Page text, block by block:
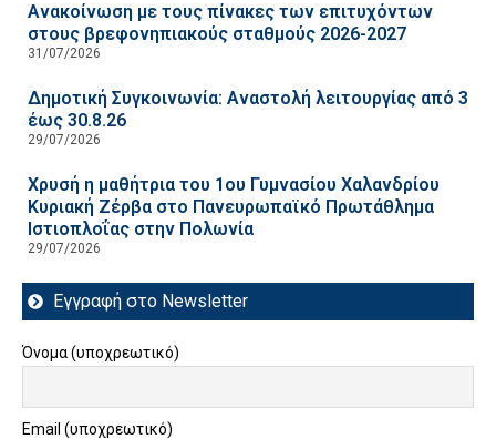
Ανακοίνωση με τους πίνακες των επιτυχόντων
στους βρεφονηπιακούς σταθμούς 2026-2027
31/07/2026
Δημοτική Συγκοινωνία: Αναστολή λειτουργίας από 3
έως 30.8.26
29/07/2026
Χρυσή η μαθήτρια του 1ου Γυμνασίου Χαλανδρίου
Κυριακή Ζέρβα στο Πανευρωπαϊκό Πρωτάθλημα
Ιστιοπλοΐας στην Πολωνία
29/07/2026
Εγγραφή στο Newsletter
Όνομα (υποχρεωτικό)
Email (υποχρεωτικό)